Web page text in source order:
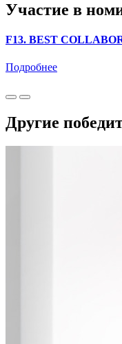
Участие в
F13. BEST
Подробнее
Другие